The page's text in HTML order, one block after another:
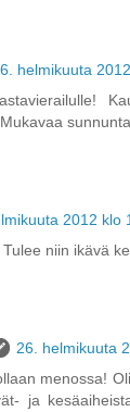
helmikuuta
2012 klo
niin ikävä
26. helmikuuta
menossa!
ja